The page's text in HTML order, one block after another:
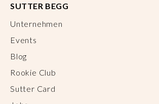
SUTTER BEGG
Unternehmen
Events
Blog
Rookie Club
Sutter Card